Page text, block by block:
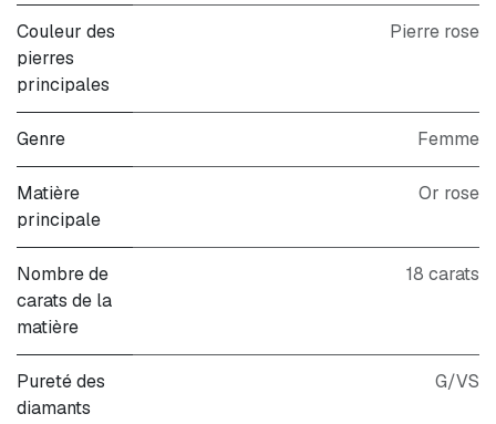
Couleur des
pierres
principales
Pierre rose
Genre Femme
Matière
principale
Or rose
Nombre de
carats de la
matière
18 carats
Pureté des
diamants
G/VS